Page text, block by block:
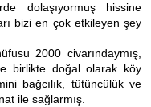
dolaşıyormuş hissine
bizi en çok etkileyen şey
2000 civarındaymış,
birlikte doğal olarak köy
bağcılık, tütüncülük ve
ile sağlarmış.